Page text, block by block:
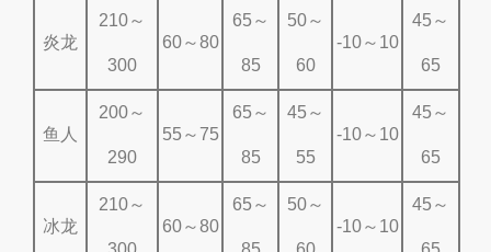
炎龙
210～
300
60～80
65～
85
50～
60
-10～10
45～
65
鱼人
200～
290
55～75
65～
85
45～
55
-10～10
45～
65
冰龙
210～
60～80
65～ 50～
-10～10
45～